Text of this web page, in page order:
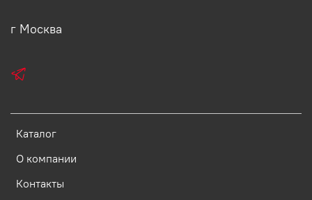
Каталог
О компании
Контакты
г Москва